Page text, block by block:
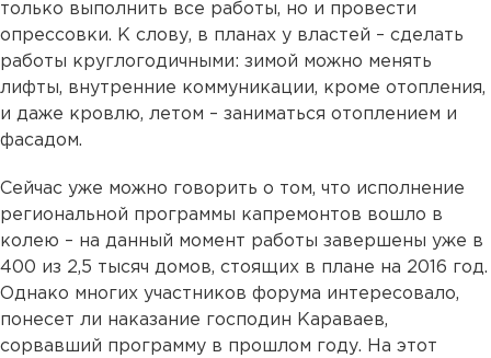
только выполнить все работы, но и провести
опрессовки. К слову, в планах у властей – сделать
работы круглогодичными: зимой можно менять
лифты, внутренние коммуникации, кроме отопления,
и даже кровлю, летом – заниматься отоплением и
фасадом.
Сейчас уже можно говорить о том, что исполнение
региональной программы капремонтов вошло в
колею – на данный момент работы завершены уже в
400 из 2,5 тысяч домов, стоящих в плане на 2016 год.
Однако многих участников форума интересовало,
понесет ли наказание господин Караваев,
сорвавший программу в прошлом году. На этот